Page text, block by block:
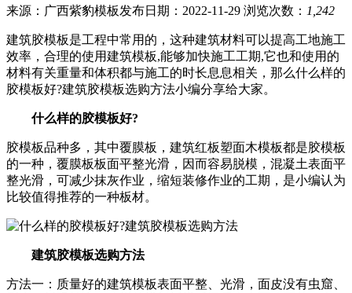
来源：广西紫豹模板发布日期：2022-11-29 浏览次数： 1,242
建筑胶模板是工程中常用的，这种建筑材料可以提高工地施工
效率，合理的使用建筑模板,能够加快施工工期,它也和使用的
材料有关重量和体积都与施工的时长息息相关，那么什么样的
胶模板好?建筑胶模板选购方法小编分享给大家。
什么样的胶模板好?
胶模板品种多，其中覆膜板，建筑红板塑面木模板都是胶模板
的一种，覆膜板板面平整光滑，因而容易脱模，混凝土表面平
整光滑，可减少抹灰作业，缩短装修作业的工期，是小编认为
比较值得推荐的一种板材。
建筑胶模板选购方法
方法一：质量好的建筑模板表面平整、光滑，面皮没有虫窟、